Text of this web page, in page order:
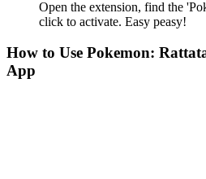
Open the extension, find the
click to activate. Easy peasy!
How to Use Pokemon:
App